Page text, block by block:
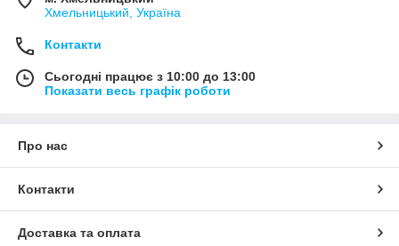
Хмельницький, Україна
Контакти
Сьогодні працює з 10:00 до 13:00
Показати весь графік роботи
Про нас
Контакти
Доставка та оплата